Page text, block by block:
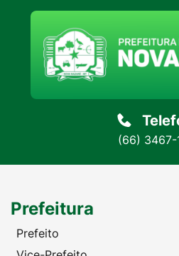
(66) 3467-
Prefeitura
Prefeito